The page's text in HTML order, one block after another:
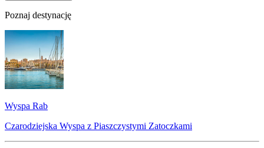
Poznaj destynację
Wyspa Rab
Czarodziejska Wyspa z Piaszczystymi Zatoczkami